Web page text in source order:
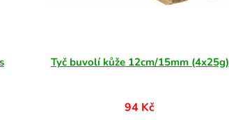
Tyč buvolí kůže 12cm/15mm (4x25g)
94 Kč